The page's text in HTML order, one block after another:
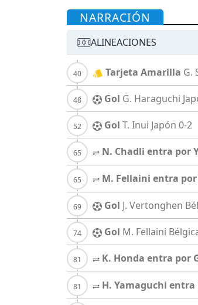
NARRACIÓN
ALINEACIONES
Tarjeta Amarilla G.
Gol G. Haraguchi
Gol T. Inui Japón 0-2
N. Chadli entra por
M. Fellaini entra
Gol J. Vertonghen
Gol M. Fellaini
K. Honda entra por
H. Yamaguchi entra